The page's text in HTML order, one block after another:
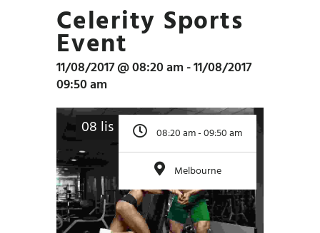
Celerity Sports
Event
11/08/2017 @ 08:20 am - 11/08/2017
09:50 am
08 lis 08:20 am - 09:50 am
Melbourne